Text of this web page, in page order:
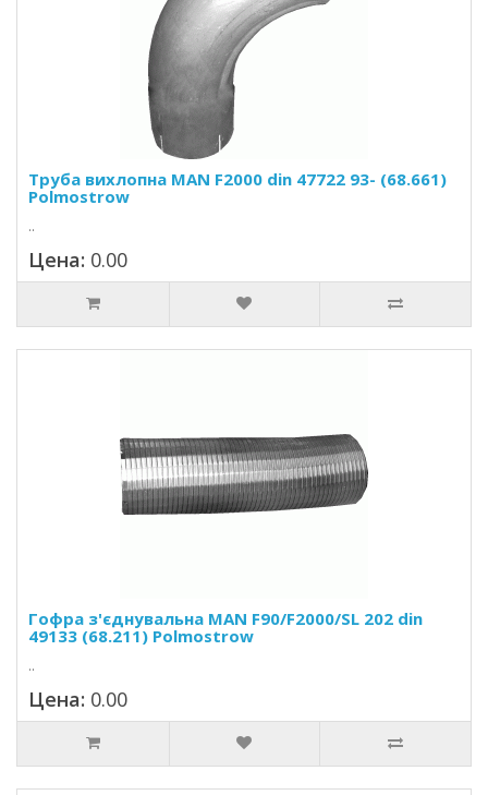
Труба вихлопна MAN F2000 din 47722 93- (68.661)
Polmostrow
..
Цена: 0.00
Гофра з'єднувальна MAN F90/F2000/SL 202 din
49133 (68.211) Polmostrow
..
Цена: 0.00